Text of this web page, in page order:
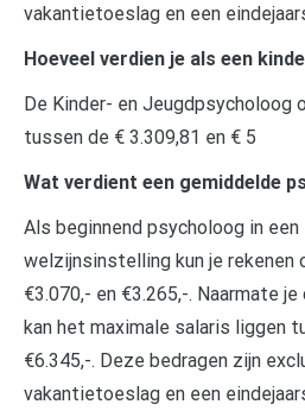
vakantietoeslag en een
Hoeveel verdien je als een
De Kinder- en Jeugdpsycholoog
tussen de € 3.309,81 en € 5
Wat verdient een gemiddelde
Als beginnend psycholoog in
welzijnsinstelling kun je rekenen
€3.070,- en €3.265,-. Naarmate
kan het maximale salaris liggen
€6.345,-. Deze bedragen zijn
vakantietoeslag en een